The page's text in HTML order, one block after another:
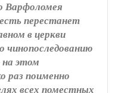
Варфоломея
перестанет
в церкви
чинопоследованию
этом
раз поименно
всех поместных